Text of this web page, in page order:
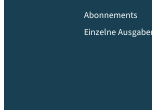
Abonnements
Einzelne